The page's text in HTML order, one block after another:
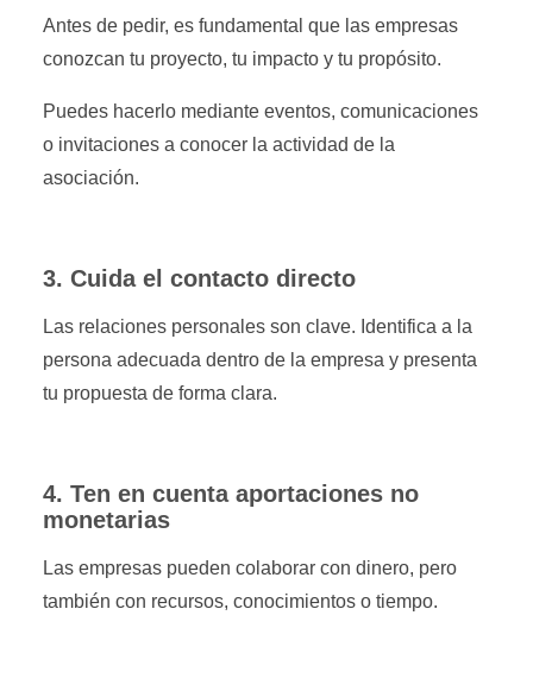
Antes de pedir, es fundamental que las empresas
conozcan tu proyecto, tu impacto y tu propósito.
Puedes hacerlo mediante eventos, comunicaciones
o invitaciones a conocer la actividad de la
asociación.
3. Cuida el contacto directo
Las relaciones personales son clave. Identifica a la
persona adecuada dentro de la empresa y presenta
tu propuesta de forma clara.
4. Ten en cuenta aportaciones no
monetarias
Las empresas pueden colaborar con dinero, pero
también con recursos, conocimientos o tiempo.